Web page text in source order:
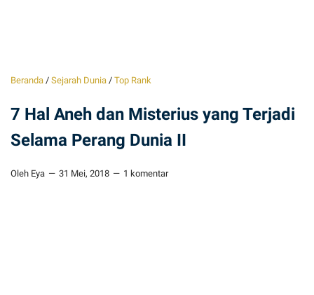
Beranda / Sejarah Dunia / Top Rank
7 Hal Aneh dan Misterius yang Terjadi
Selama Perang Dunia II
Oleh Eya 31 Mei, 2018 1 komentar